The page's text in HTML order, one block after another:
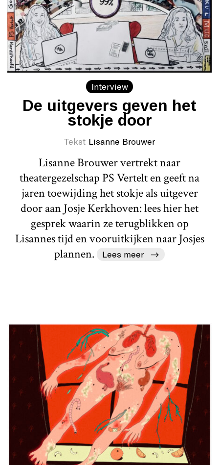
Interview
De uitgevers geven het
stokje door
Tekst Lisanne Brouwer
Lisanne Brouwer vertrekt naar
theatergezelschap PS Vertelt en geeft na
jaren toewijding het stokje als uitgever
door aan Josje Kerkhoven: lees hier het
gesprek waarin ze terugblikken op
Lisannes tijd en vooruitkijken naar Josjes
plannen.
Lees meer